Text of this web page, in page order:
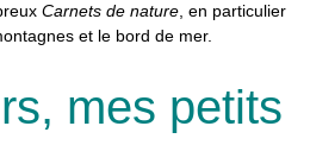
Carnets de nature, en particulier
et le bord de mer.
mes petits